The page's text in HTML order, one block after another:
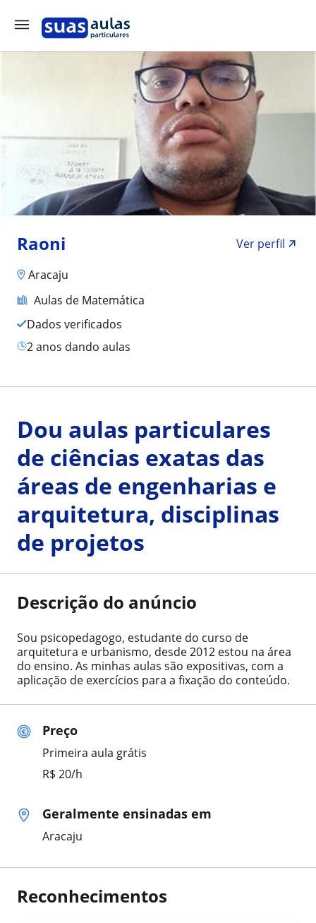
Raoni
Ver perfil
Aracaju
Aulas de Matemática
Dados verificados
2 anos dando aulas
Preço
Primeira aula grátis
R$ 20/h
Geralmente ensinadas em
Aracaju
Dou aulas particulares
de ciências exatas das
áreas de engenharias e
arquitetura, disciplinas
de projetos
Descrição do anúncio
Sou psicopedagogo, estudante do curso de
arquitetura e urbanismo, desde 2012 estou na área
do ensino. As minhas aulas são expositivas, com a
aplicação de exercícios para a fixação do conteúdo.
Reconhecimentos